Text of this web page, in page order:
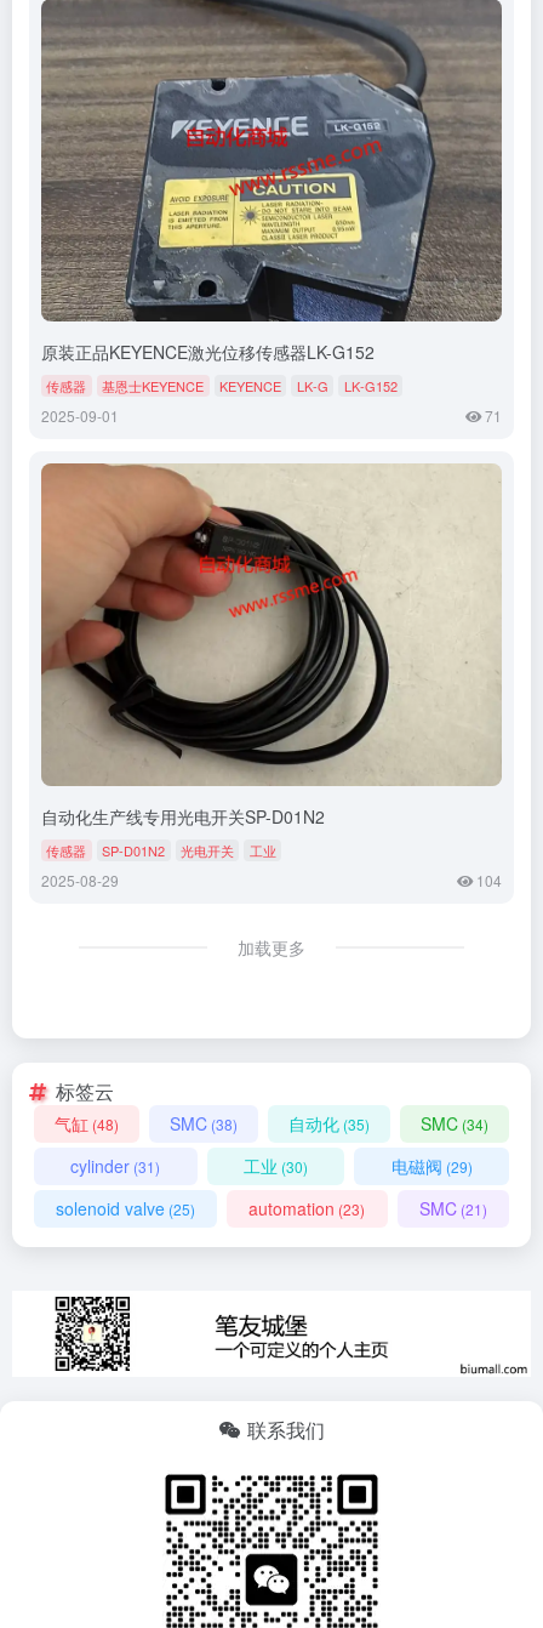
原装正品KEYENCE激光位移传感器LK-G152
传感器 基恩士KEYENCE KEYENCE LK-G LK-G152
2025-09-01 71
自动化生产线专用光电开关SP-D01N2
传感器 SP-D01N2 光电开关 工业
2025-08-29 104
加载更多
标签云
气缸 (48) SMC (38) 自动化 (35) SMC (34)
cylinder (31) 工业 (30) 电磁阀 (29)
solenoid valve (25) automation (23) SMC(21)
联系我们